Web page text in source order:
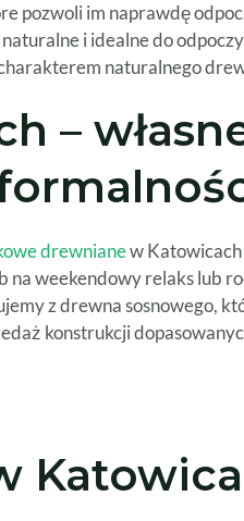
pozwoli im naprawdę
i idealne do
naturalnego
–
drewnianew
na weekendowy relaks lub
z drewna sosnowego,
konstrukcji